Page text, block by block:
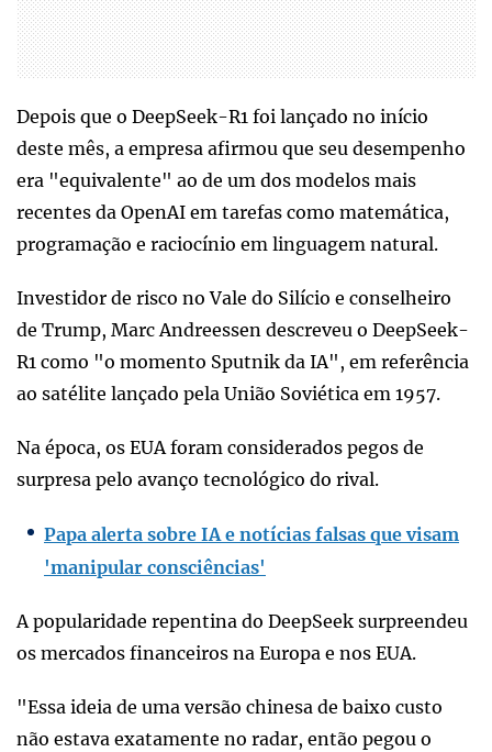
Depois que o DeepSeek-R1 foi lançado no início
deste mês, a empresa afirmou que seu desempenho
era "equivalente" ao de um dos modelos mais
recentes da OpenAI em tarefas como matemática,
programação e raciocínio em linguagem natural.
Investidor de risco no Vale do Silício e conselheiro
de Trump, Marc Andreessen descreveu o DeepSeek-
R1 como "o momento Sputnik da IA", em referência
ao satélite lançado pela União Soviética em 1957.
Na época, os EUA foram considerados pegos de
surpresa pelo avanço tecnológico do rival.
Papa alerta sobre IA e notícias falsas que visam
'manipular consciências'
A popularidade repentina do DeepSeek surpreendeu
os mercados financeiros na Europa e nos EUA.
"Essa ideia de uma versão chinesa de baixo custo
não estava exatamente no radar, então pegou o